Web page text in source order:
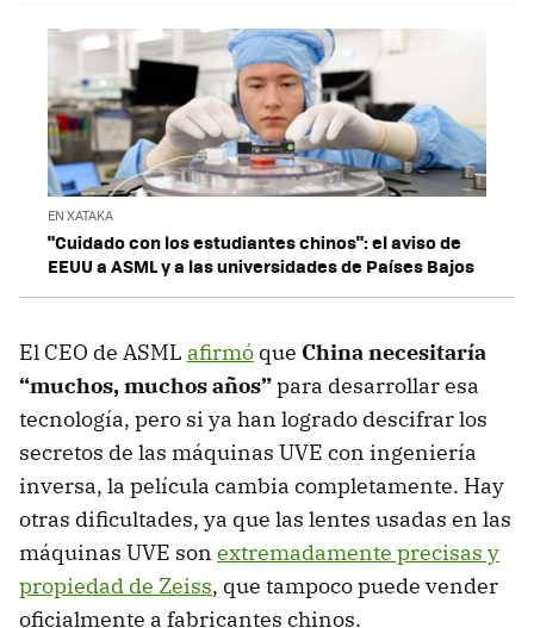
EN XATAKA
"Cuidado con los estudiantes chinos": el aviso de
EEUU a ASML y a las universidades de Países Bajos
El CEO de ASML afirmó que China necesitaría
“muchos, muchos años”para desarrollar esa
tecnología, pero si ya han logrado descifrar los
secretos de las máquinas UVE con ingeniería
inversa, la película cambia completamente. Hay
otras dificultades, ya que las lentes usadas en las
máquinas UVE son extremadamente precisas y
propiedad de Zeiss, que tampoco puede vender
oficialmente a fabricantes chinos.